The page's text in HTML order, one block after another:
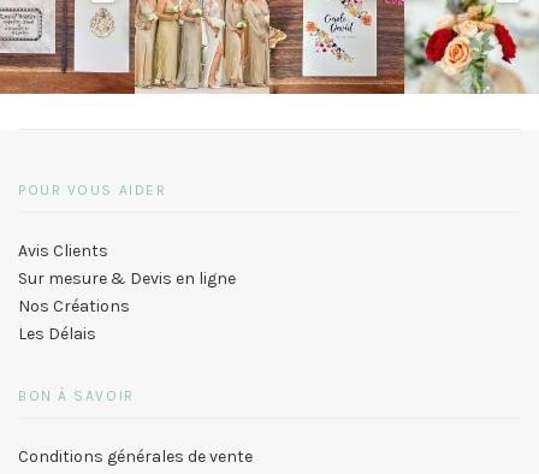
POUR VOUS AIDER
Avis Clients
Sur mesure & Devis en ligne
Nos Créations
Les Délais
BON À SAVOIR
Conditions générales de vente